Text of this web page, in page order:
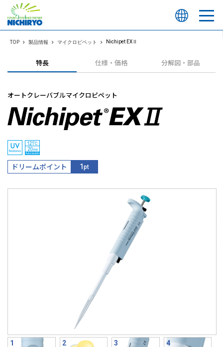
TOP 製品情報 マイクロピペット Nichipet EXⅡ
特長 仕様・価格 分解図・部品
オートクレーバブルマイクロピペット
ドリームポイント 1 pt